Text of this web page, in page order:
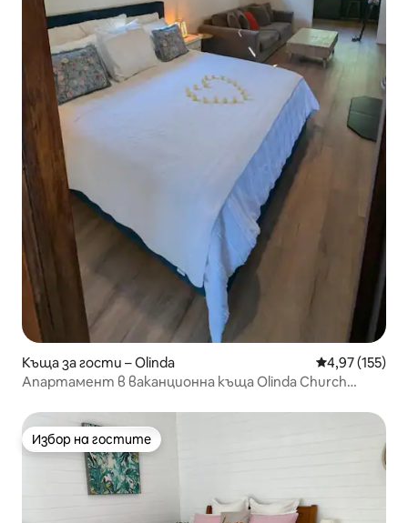
Къща за гости – Olinda Средна
4,97 (155)
Апартамент в ваканционна къща Olinda Church
Избор на гостите
Избор на гостите